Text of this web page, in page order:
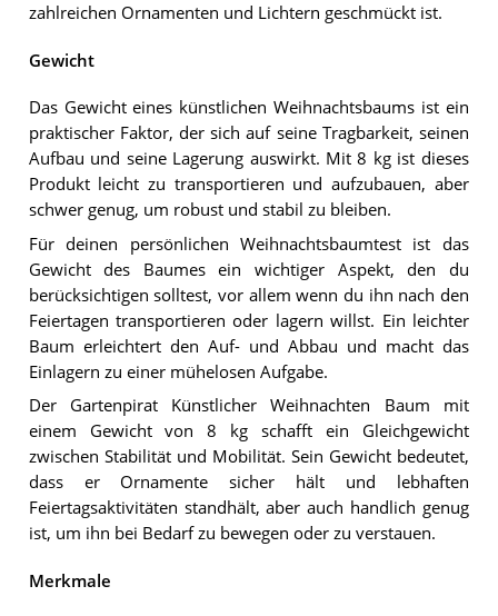
zahlreichen Ornamenten und Lichtern geschmückt ist.
Gewicht
Das Gewicht eines künstlichen Weihnachtsbaums ist ein
praktischer Faktor, der sich auf seine Tragbarkeit, seinen
Aufbau und seine Lagerung auswirkt. Mit 8 kg ist dieses
Produkt leicht zu transportieren und aufzubauen, aber
schwer genug, um robust und stabil zu bleiben.
Für deinen persönlichen Weihnachtsbaumtest ist das
Gewicht des Baumes ein wichtiger Aspekt, den du
berücksichtigen solltest, vor allem wenn du ihn nach den
Feiertagen transportieren oder lagern willst. Ein leichter
Baum erleichtert den Auf- und Abbau und macht das
Einlagern zu einer mühelosen Aufgabe.
Der Gartenpirat Künstlicher Weihnachten Baum mit
einem Gewicht von 8 kg schafft ein Gleichgewicht
zwischen Stabilität und Mobilität. Sein Gewicht bedeutet,
dass er Ornamente sicher hält und lebhaften
Feiertagsaktivitäten standhält, aber auch handlich genug
ist, um ihn bei Bedarf zu bewegen oder zu verstauen.
Merkmale